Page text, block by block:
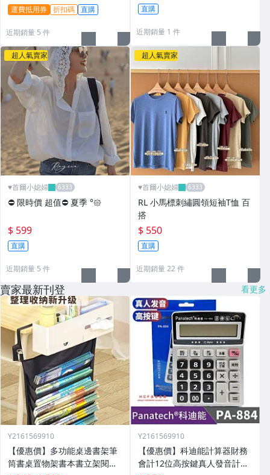
運費抵用券 折扣碼 直購
近期銷量 5 件
直購
近期銷量 1 件
超人氣賣家
♥️首爾小媳婦
⛔️ 限時價 超值⛔️ 夏季 °𑁍
$ 599
直購
近期銷量 5 件
超人氣賣家
♥️首爾小媳婦
RL 小馬標刺繡圓領短袖T恤 百
搭
$ 550
直購
近期銷量 22 件
賣家最新刊登 看更多
Y2161569910
【優惠價】多功能桌邊書架筆
筒書桌置物架書本書立架閱讀
Y2161569910
【優惠價】科迪能計算器財務
會計12位高按鍵真人發音計算